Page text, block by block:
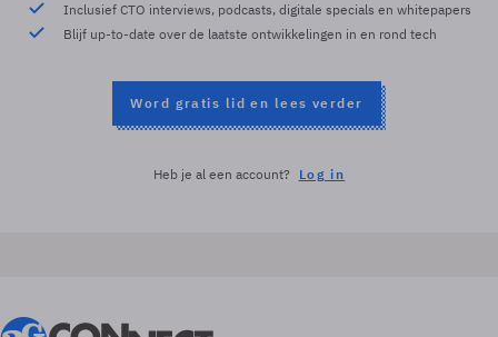
Inclusief CTO interviews, podcasts, digitale specials en whitepapers
Blijf up-to-date over de laatste ontwikkelingen in en rond tech
Word gratis lid en lees verder
Heb je al een account? Log in